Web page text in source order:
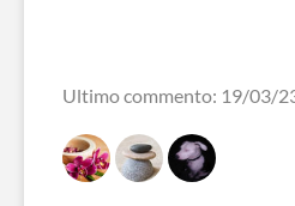
Ultimo commento: 19/03/